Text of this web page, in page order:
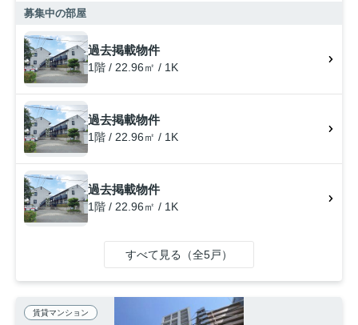
が嬉しい賃貸物件です。アパートタイプのお部屋です。駐輪場付きのア
パートです。新しい土地での新しい暮らし。福岡市博多区エリアや鹿児
島本線竹下付近にあるお部屋をお探しなら、当社にお任せ下さい。素敵
なお部屋をご紹介いたします。
募集中の部屋
過去掲載物件
1階 / 22.96㎡ / 1K
過去掲載物件
1階 / 22.96㎡ / 1K
過去掲載物件
1階 / 22.96㎡ / 1K
すべて見る（全5戸）
賃貸マンション